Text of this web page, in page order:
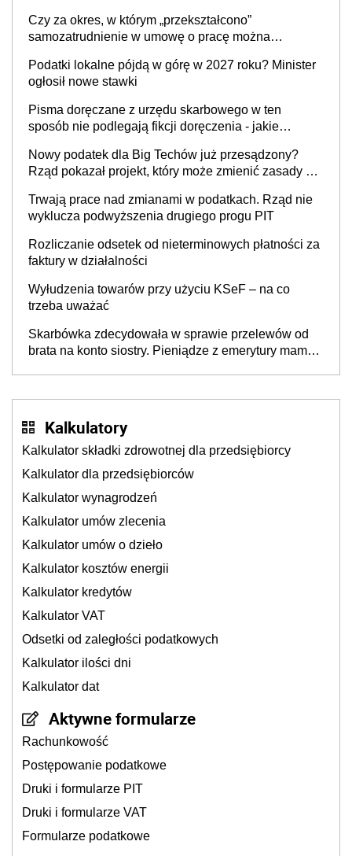
prowadzeniem działalności gospodarczej
Czy za okres, w którym „przekształcono”
samozatrudnienie w umowę o pracę można
cywilnoprawnej jedynym racjonalnym wyjściem
Podatki lokalne pójdą w górę w 2027 roku? Minister
ogłosił nowe stawki
Pisma doręczane z urzędu skarbowego w ten
sposób nie podlegają fikcji doręczenia - jakie
Nowy podatek dla Big Techów już przesądzony?
Rząd pokazał projekt, który może zmienić zasady gry
Trwają prace nad zmianami w podatkach. Rząd nie
wyklucza podwyższenia drugiego progu PIT
Rozliczanie odsetek od nieterminowych płatności za
faktury w działalności
Wyłudzenia towarów przy użyciu KSeF – na co
trzeba uważać
Skarbówka zdecydowała w sprawie przelewów od
brata na konto siostry. Pieniądze z emerytury mamy
Kalkulatory
Kalkulator składki zdrowotnej dla przedsiębiorcy
Kalkulator dla przedsiębiorców
Kalkulator wynagrodzeń
Kalkulator umów zlecenia
Kalkulator umów o dzieło
Kalkulator kosztów energii
Kalkulator kredytów
Kalkulator VAT
Odsetki od zaległości podatkowych
Kalkulator ilości dni
Kalkulator dat
Aktywne formularze
Rachunkowość
Postępowanie podatkowe
Druki i formularze PIT
Druki i formularze VAT
Formularze podatkowe